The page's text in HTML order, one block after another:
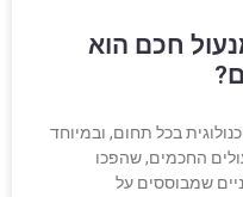
חכם הוא
בכל תחום, ובמיוחד
החכמים, שהפכו
שמבוססים על